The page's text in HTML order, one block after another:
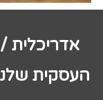
אדריכלית
העסקית